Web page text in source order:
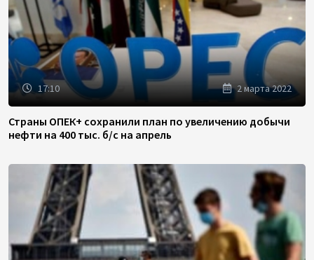
17:10 2 марта 2022
Страны ОПЕК+ сохранили план по увеличению добычи
нефти на 400 тыс. б/с на апрель